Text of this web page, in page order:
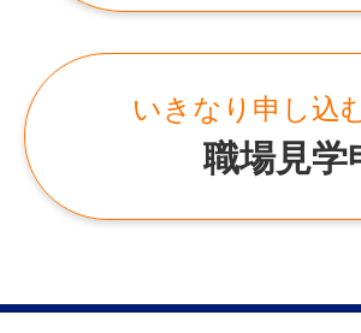
いきなり申し込
職場見学